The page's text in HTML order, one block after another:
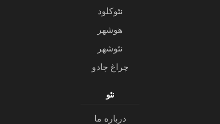
نئوکلود
هوشهر
نئوشهر
چراغ جادو
نئو
درباره ما